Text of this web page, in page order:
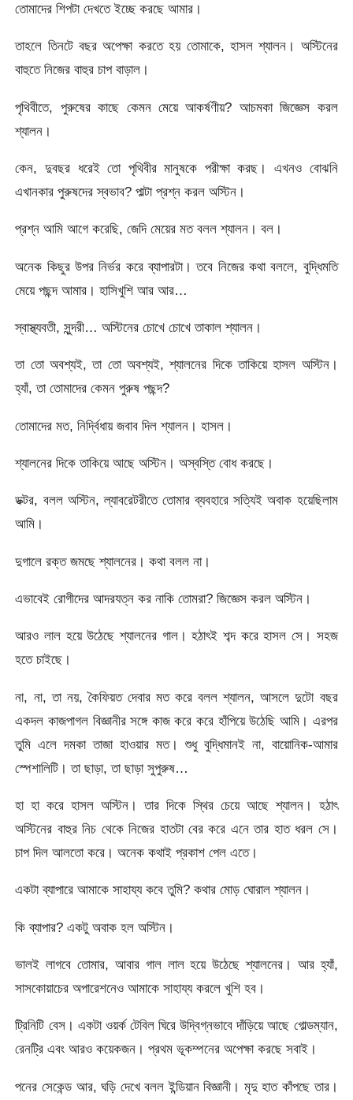
তোমাদের শিপটা দেখতে ইচ্ছে করছে আমার।
তাহলে তিনটে বছর অপেক্ষা করতে হয় তোমাকে, হাসল শ্যালন। অস্টিনের
বাহুতে নিজের বাহুর চাপ বাড়াল।
পৃথিবীতে, পুরুষের কাছে কেমন মেয়ে আকর্ষণীয়? আচমকা জিজ্ঞেস করল
শ্যালন।
কেন, দুবছর ধরেই তো পৃথিবীর মানুষকে পরীক্ষা করছ। এখনও বোঝনি
এখানকার পুরুষদের স্বভাব? পাল্টা প্রশ্ন করল অস্টিন।
প্রশ্ন আমি আগে করেছি, জেদি মেয়ের মত বলল শ্যালন। বল।
অনেক কিছুর উপর নির্ভর করে ব্যাপারটা। তবে নিজের কথা বললে, বুদ্ধিমতি
মেয়ে পছন্দ আমার। হাসিখুশি আর আর…
স্বাস্থ্যবতী, সুন্দরী… অস্টিনের চোখে চোখে তাকাল শ্যালন।
তা তো অবশ্যই, তা তো অবশ্যই, শ্যালনের দিকে তাকিয়ে হাসল অস্টিন।
হ্যাঁ, তা তোমাদের কেমন পুরুষ পছন্দ?
তোমাদের মত, নির্দ্বিধায় জবাব দিল শ্যালন। হাসল।
শ্যালনের দিকে তাকিয়ে আছে অস্টিন। অস্বস্তি বোধ করছে।
ডক্টর, বলল অস্টিন, ল্যাবরেটরীতে তোমার ব্যবহারে সত্যিই অবাক হয়েছিলাম
আমি।
দুগালে রক্ত জমছে শ্যালনের। কথা বলল না।
এভাবেই রোগীদের আদরযত্ন কর নাকি তোমরা? জিজ্ঞেস করল অস্টিন।
আরও লাল হয়ে উঠেছে শ্যালনের গাল। হঠাৎই শব্দ করে হাসল সে। সহজ
হতে চাইছে।
না, না, তা নয়, কৈফিয়ত দেবার মত করে বলল শ্যালন, আসলে দুটো বছর
একদল কাজপাগল বিজ্ঞানীর সঙ্গে কাজ করে করে হাঁপিয়ে উঠেছি আমি। এরপর
তুমি এলে দমকা তাজা হাওয়ার মত। শুধু বুদ্ধিমানই না, বায়োনিক-আমার
স্পেশালিটি। তা ছাড়া, তা ছাড়া সুপুরুষ…
হা হা করে হাসল অস্টিন। তার দিকে স্থির চেয়ে আছে শ্যালন। হঠাৎ
অস্টিনের বাহুর নিচ থেকে নিজের হাতটা বের করে এনে তার হাত ধরল সে।
চাপ দিল আলতো করে। অনেক কথাই প্রকাশ পেল এতে।
একটা ব্যাপারে আমাকে সাহায্য কবে তুমি? কথার মোড় ঘোরাল শ্যালন।
কি ব্যাপার? একটু অবাক হল অস্টিন।
ভালই লাগবে তোমার, আবার গাল লাল হয়ে উঠেছে শ্যালনের। আর হ্যাঁ,
সাসকোয়াচের অপারেশনেও আমাকে সাহায্য করলে খুশি হব।
ট্রিনিটি বেস। একটা ওয়র্ক টেবিল ঘিরে উদ্বিগ্নভাবে দাঁড়িয়ে আছে গোল্ডম্যান,
রেনট্রি এবং আরও কয়েকজন। প্রথম ভূকম্পনের অপেক্ষা করছে সবাই।
পনের সেকেন্ড আর, ঘড়ি দেখে বলল ইন্ডিয়ান বিজ্ঞানী। মৃদু হাত কাঁপছে তার।